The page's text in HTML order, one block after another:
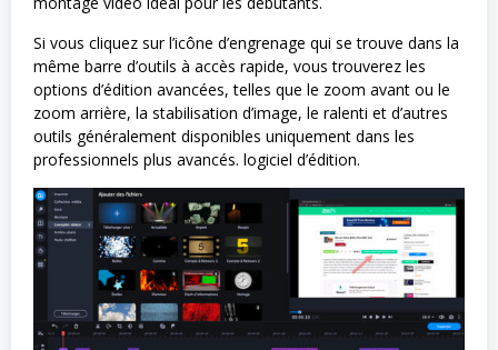
Si vous cliquez sur l’icône d’engrenage qui se trouve dans la
même barre d’outils à accès rapide, vous trouverez les
options d’édition avancées, telles que le zoom avant ou le
zoom arrière, la stabilisation d’image, le ralenti et d’autres
outils généralement disponibles uniquement dans les
professionnels plus avancés. logiciel d’édition.